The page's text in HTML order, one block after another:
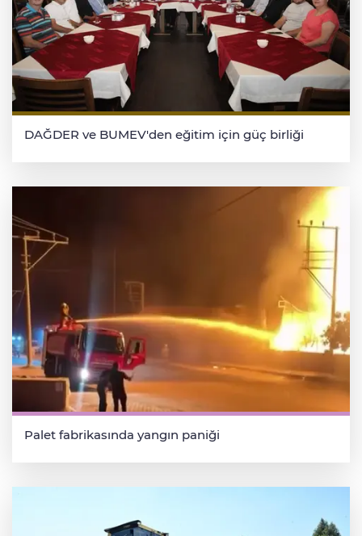
DAĞDER ve BUMEV'den eğitim için güç birliği
Palet fabrikasında yangın paniği